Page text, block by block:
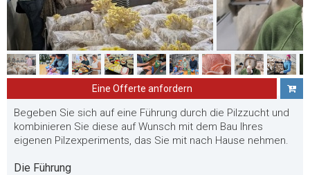
Eine Offerte anfordern
Begeben Sie sich auf eine Führung durch die Pilzzucht und
kombinieren Sie diese auf Wunsch mit dem Bau Ihres
eigenen Pilzexperiments, das Sie mit nach Hause nehmen.
Die Führung